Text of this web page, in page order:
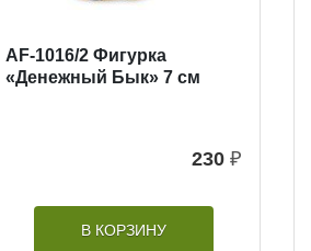
AF-1016/2 Фигурка
«Денежный Бык» 7 см
230 ₽
В КОРЗИНУ